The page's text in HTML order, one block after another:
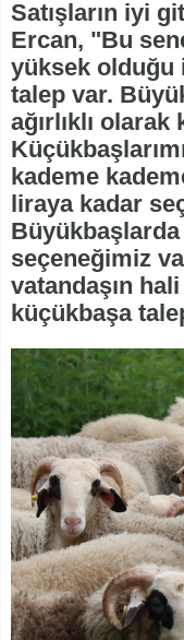
Satışların iyi
Ercan, "Bu
yüksek olduğu
talep var.
ağırlıklı
kademe
liraya kadar
seçeneğimiz
vatandaşın
küçükbaşa